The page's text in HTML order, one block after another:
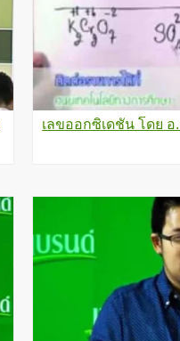
เลขออกซิเดชัน โดย อ